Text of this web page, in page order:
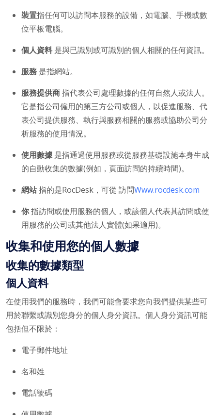
裝置指任何可以訪問本服務的設備，如電腦、手機或數
位平板電腦。
個人資料是與已識別或可識別的個人相關的任何資訊。
服務 是指網站。
服務提供商指代表公司處理數據的任何自然人或法人。
它是指公司僱用的第三方公司或個人，以促進服務、代
表公司提供服務、執行與服務相關的服務或協助公司分
析服務的使用情況。
使用數據 是指通過使用服務或從服務基礎設施本身生成
的自動收集的數據(例如，頁面訪問的持續時間)。
網站指的是RocDesk，可從 訪問Www.rocdesk.com
你指訪問或使用服務的個人，或該個人代表其訪問或使
用服務的公司或其他法人實體(如果適用)。
收集和使用您的個人數據
收集的數據類型
個人資料
在使用我們的服務時，我們可能會要求您向我們提供某些可
用於聯繫或識別您身分的個人身分資訊。個人身分資訊可能
包括但不限於：
電子郵件地址
名和姓
電話號碼